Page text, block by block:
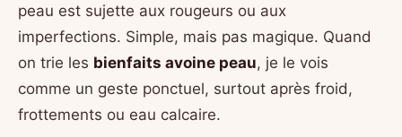
peau est sujette aux rougeurs ou aux
imperfections. Simple, mais pas magique. Quand
on trie les bienfaits avoine peau, je le vois
comme un geste ponctuel, surtout après froid,
frottements ou eau calcaire.